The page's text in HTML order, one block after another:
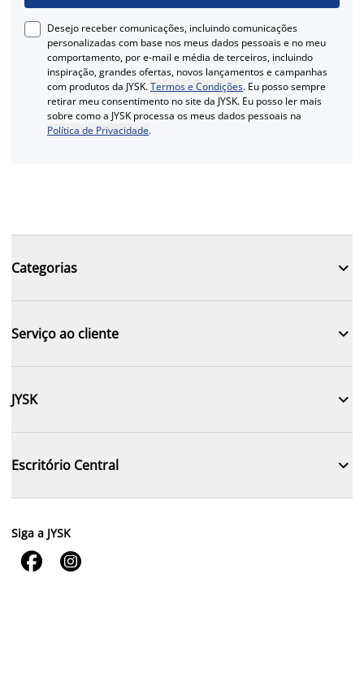
Desejo receber comunicações, incluindo comunicações
personalizadas com base nos meus dados pessoais e no meu
comportamento, por e-mail e média de terceiros, incluindo
inspiração, grandes ofertas, novos lançamentos e campanhas
com produtos da JYSK.Termos e Condições. Eu posso sempre
retirar meu consentimento no site da JYSK. Eu posso ler mais
sobre como a JYSK processa os meus dados pessoais na
Política de Privacidade.
Categorias 
Serviço ao cliente 
JYSK 
Escritório Central 
Siga a JYSK
 